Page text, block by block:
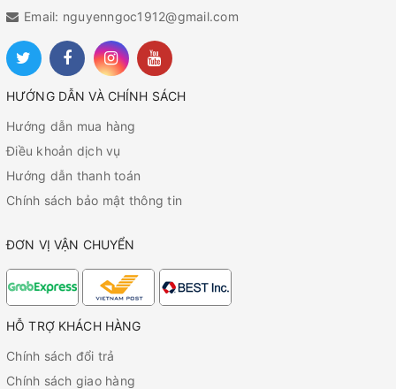
Email: nguyenngoc1912@gmail.com
HƯỚNG DẪN VÀ CHÍNH SÁCH
Hướng dẫn mua hàng
Điều khoản dịch vụ
Hướng dẫn thanh toán
Chính sách bảo mật thông tin
ĐƠN VỊ VẬN CHUYỂN
HỖ TRỢ KHÁCH HÀNG
Chính sách đổi trả
Chính sách giao hàng